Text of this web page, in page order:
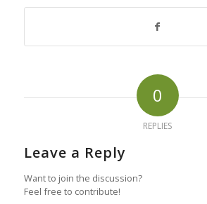
0
REPLIES
Leave a Reply
Want to join the discussion?
Feel free to contribute!